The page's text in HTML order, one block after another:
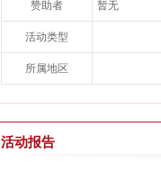
赞助者 暂无
活动类型
所属地区
活动报告